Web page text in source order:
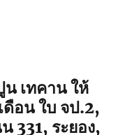
น เทคาน ให้
อน ใบ จป.2,
331, ระยอง,